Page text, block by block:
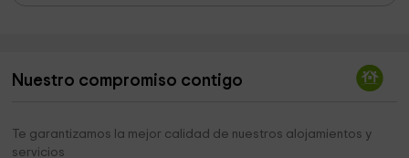
Iglesia Mayor de la Asunción de Nuestra Señora 3,4 km
Asunción De Nuetra Señora
Nuestro compromiso contigo
Te garantizamos la mejor calidad de nuestros alojamientos y
servicios